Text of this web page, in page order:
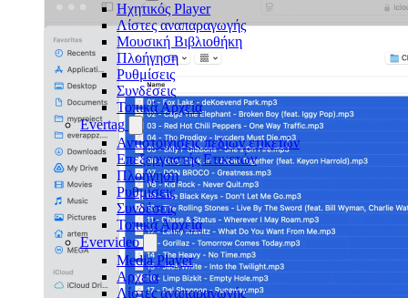
Ηχητικός Player
Λίστες αναπαραγωγής
Μουσική Βιβλιοθήκη
Πλοήγηση
Ρυθμίσεις
Συνδέσεις
Τοπικά Αρχεία
Evertag
Αντιστοιχίσεις πεδίων ετικετών
Επεξεργαστής Ετικετών
Πλοήγηση
Ρυθμίσεις
Συνδέσεις
Τοπικά Αρχεία
Evervideo
Media Player
Αρχεία
Λίστες αναπαραγωγής